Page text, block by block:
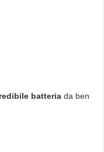
batteria da ben